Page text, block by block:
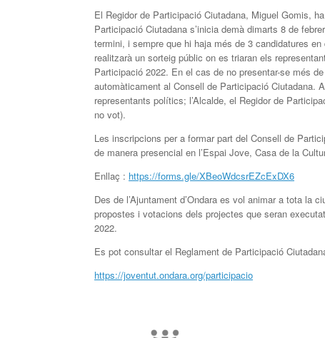
El Regidor de Participació Ciutadana, Miguel Gomis,
Participació Ciutadana s’inicia demà dimarts 8 de
termini, i sempre que hi haja més de 3 candidatures
realitzarà un sorteig públic on es triaran els
Participació 2022. En el cas de no presentar-se més
automàticament al Consell de Participació Ciutadana.
representants polítics; l’Alcalde, el Regidor de
no vot).
Les inscripcions per a formar part del Consell de
de manera presencial en l’Espai Jove, Casa de la
Enllaç : https://forms.gle/XBeoWdcsrEZcExDX6
Des de l’Ajuntament d’Ondara es vol animar a tota la
propostes i votacions dels projectes que seran
2022.
Es pot consultar el Reglament de Participació
https://joventut.ondara.org/participacio